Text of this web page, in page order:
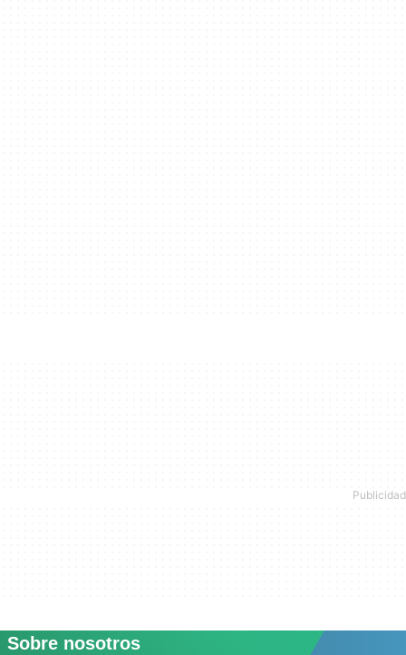
Sobre nosotros